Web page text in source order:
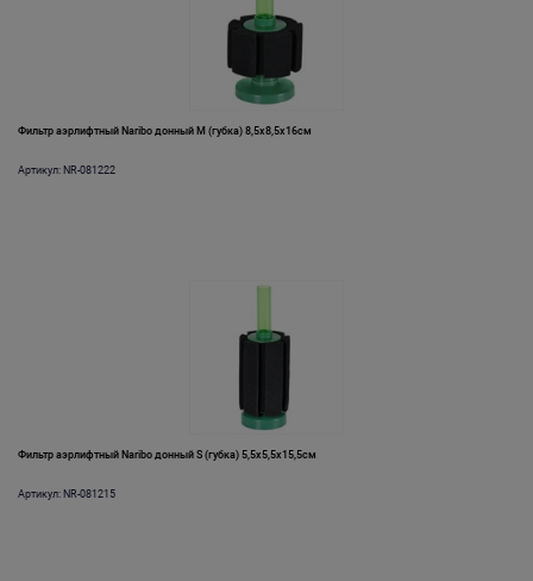
Фильтр аэрлифтный Naribo донный M (губка) 8,5х8,5х16см
Артикул: NR-081222
Фильтр аэрлифтный Naribo донный S (губка) 5,5х5,5х15,5см
Артикул: NR-081215